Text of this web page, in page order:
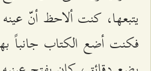
يتبعها، كنت ألاحظ أنّ
فكنت أضع الكتاب جانباً